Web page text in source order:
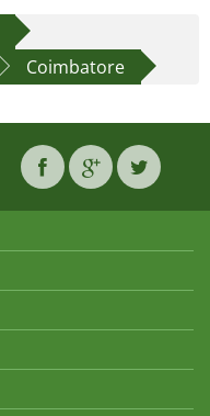
Coimbatore